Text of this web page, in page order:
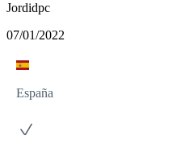
Jordidpc
07/01/2022
España